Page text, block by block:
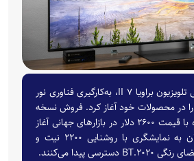
شرکت سونی با معرفی تلویزیون براویا ۷ II، به‌کارگیری فناوری نور
پس‌زمینه RGB LED را در محصولات خود آغاز کرد. فروش نسخه
۶۵ اینچی این دستگاه با قیمت ۲۶۰۰ دلار در بازار‌های جهانی آغاز
شده است و خریداران به نمایشگری با روشنایی ۲۲۰۰ نیت و